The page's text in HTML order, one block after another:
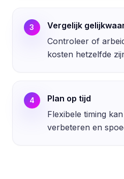
3
Vergelijk
Controleer of
kosten hetzelfde
4
Plan op tijd
Flexibele timing
verbeteren en